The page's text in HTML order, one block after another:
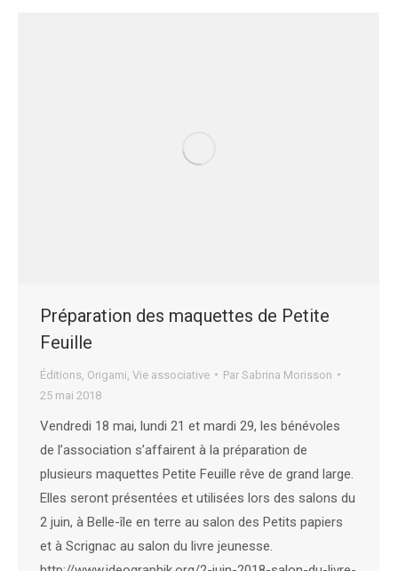
Préparation des maquettes de Petite
Feuille
Éditions Origami Vie associative Par Sabrina Morisson
25 mai 2018
Vendredi 18 mai, lundi 21 et mardi 29, les bénévoles
de l’association s’affairent à la préparation de
plusieurs maquettes Petite Feuille rêve de grand large.
Elles seront présentées et utilisées lors des salons du
2 juin, à Belle-île en terre au salon des Petits papiers
et à Scrignac au salon du livre jeunesse.